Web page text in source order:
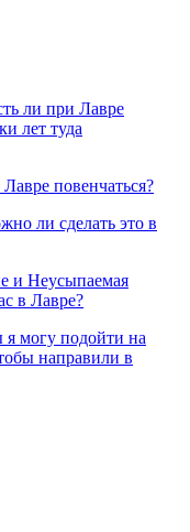
ли при Лавре
лет туда
повенчаться?
ли сделать это в
и Неусыпаемая
в Лавре?
я могу подойти на
направили в